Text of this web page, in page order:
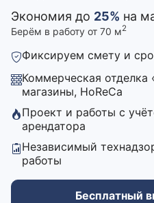
Экономия до 25% на
Берём в работу от 70 м2
Фиксируем смету и
Коммерческая
магазины, HoReCa
Проект и работы с
арендатора
Независимый
работы
Бесплатный